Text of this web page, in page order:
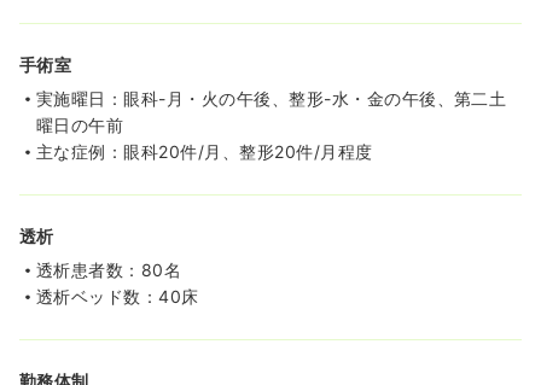
手術室
実施曜日：眼科-月・火の午後、整形-水・金の午後、第二土
曜日の午前
主な症例：眼科20件/月、整形20件/月程度
透析
透析患者数：80名
透析ベッド数：40床